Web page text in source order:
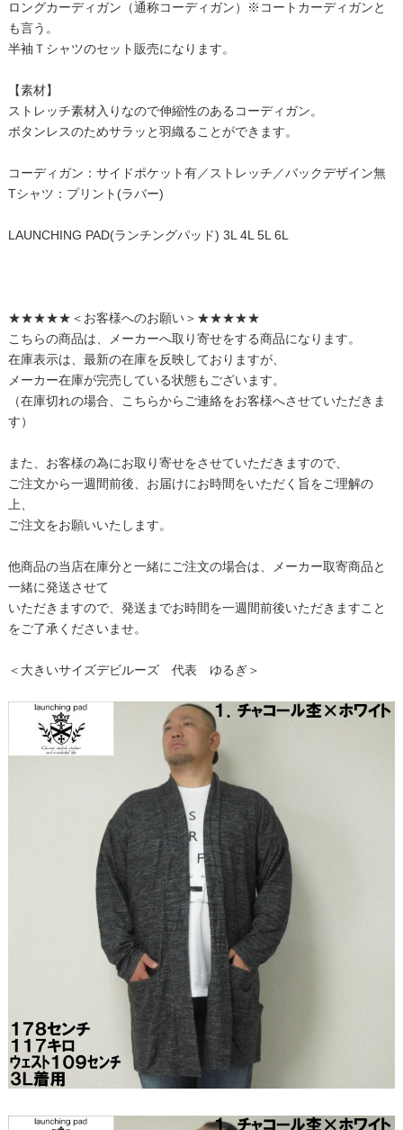
ロングカーディガン（通称コーディガン）※コートカーディガンと
も言う。
半袖Ｔシャツのセット販売になります。
【素材】
ストレッチ素材入りなので伸縮性のあるコーディガン。
ボタンレスのためサラッと羽織ることができます。
コーディガン：サイドポケット有／ストレッチ／バックデザイン無
Tシャツ：プリント(ラバー)
LAUNCHING PAD(ランチングパッド) 3L 4L 5L 6L
★★★★★＜お客様へのお願い＞★★★★★
こちらの商品は、メーカーへ取り寄せをする商品になります。
在庫表示は、最新の在庫を反映しておりますが、
メーカー在庫が完売している状態もございます。
（在庫切れの場合、こちらからご連絡をお客様へさせていただきま
す）
また、お客様の為にお取り寄せをさせていただきますので、
ご注文から一週間前後、お届けにお時間をいただく旨をご理解の
上、
ご注文をお願いいたします。
他商品の当店在庫分と一緒にご注文の場合は、メーカー取寄商品と
一緒に発送させて
いただきますので、発送までお時間を一週間前後いただきますこと
をご了承くださいませ。
＜大きいサイズデビルーズ 代表 ゆるぎ＞